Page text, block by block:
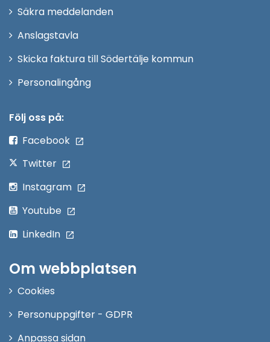
fönster
Säkra meddelanden
Anslagstavla
Skicka faktura till Södertälje kommun
PersonalingångÖppna
Följ oss på:
Facebook
Twitter
Instagram
Youtube
LinkedIn
Om webbplatsen
Cookies
Personuppgifter - GDPR
Anpassa sidan